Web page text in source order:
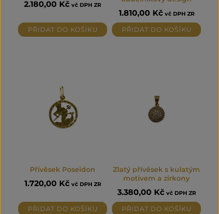
2.180,00 Kč vč DPH ZR
PŘIDAT DO KOŠÍKU
1.810,00 Kč vč DPH ZR
PŘIDAT DO KOŠÍKU
Přívěsek Poseidon
1.720,00 Kč vč DPH ZR
PŘIDAT DO KOŠÍKU
Zlatý přívěsek s kulatým
motivem a zirkony
3.380,00 Kč vč DPH ZR
PŘIDAT DO KOŠÍKU